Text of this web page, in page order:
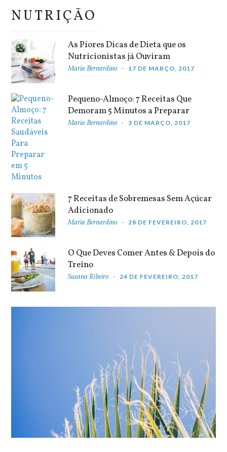
NUTRIÇÃO
As Piores Dicas de Dieta que os
Nutricionistas já Ouviram
Maria Bernardino 17 DE MARÇO, 2017
Pequeno-Almoço: 7 Receitas Que
Demoram 5 Minutos a Preparar
Maria Bernardino 3 DE MARÇO, 2017
7 Receitas de Sobremesas Sem Açúcar
Adicionado
Maria Bernardino 28 DE FEVEREIRO, 2017
O Que Deves Comer Antes & Depois do
Treino
Susana Ribeiro 24 DE FEVEREIRO, 2017